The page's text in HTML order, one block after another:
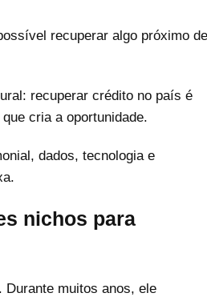
recuperar algo próximo de
recuperar crédito no país é
cria a oportunidade.
dados, tecnologia e
nichos para
muitos anos, ele